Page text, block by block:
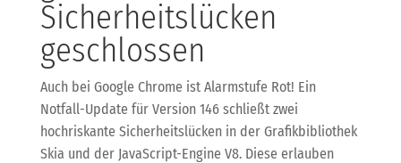
Sicherheitslücken
geschlossen
Auch bei Google Chrome ist Alarmstufe Rot! Ein
Notfall-Update für Version 146 schließt zwei
hochriskante Sicherheitslücken in der Grafikbibliothek
Skia und der JavaScript-Engine V8. Diese erlauben